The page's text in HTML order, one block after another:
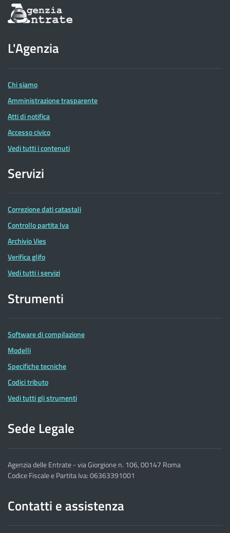
Informazioni
sul
dell'Agenzia
delle
Entrate
L'Agenzia
Chi siamo
Amministrazione trasparente
Atti di notifica
Accesso civico
Vedi tutti i contenuti
Servizi
Correzione dati catastali
Controllo partita Iva
Archivio Vies
Verifica glifo
Vedi tutti i servizi
Strumenti
Software di compilazione
Modelli
Specifiche tecniche
Codici tributo
Vedi tutti gli strumenti
Sede Legale
Agenzia delle Entrate - via Giorgione n. 106, 00147 Roma
Codice Fiscale e Partita Iva: 06363391001
Contatti e assistenza